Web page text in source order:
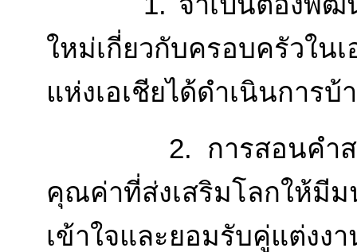
ใหม่เกี่ยวกับครอบครัวใน
แห่งเอเชียได้ดำเนินการบ้
2. การสอนคำสอนต้
คุณค่าที่ส่งเสริมโลกใ
เข้าใจและยอมรับคู่แต่งง